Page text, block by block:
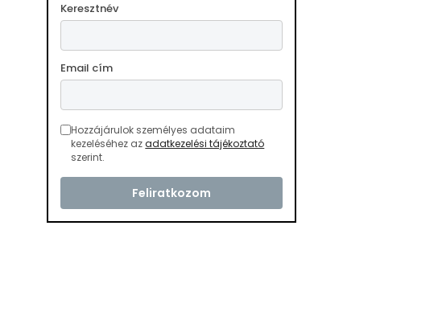
Keresztnév
Email cím
Hozzájárulok személyes adataim
kezeléséhez azadatkezelési tájékoztató
szerint.